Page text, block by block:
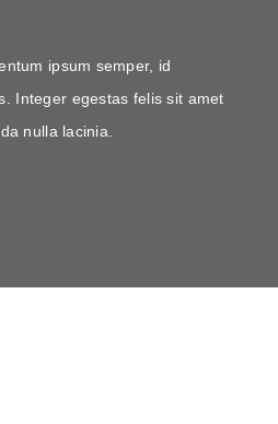
ipsum semper, id
Integer egestas felis sit amet
nulla lacinia.